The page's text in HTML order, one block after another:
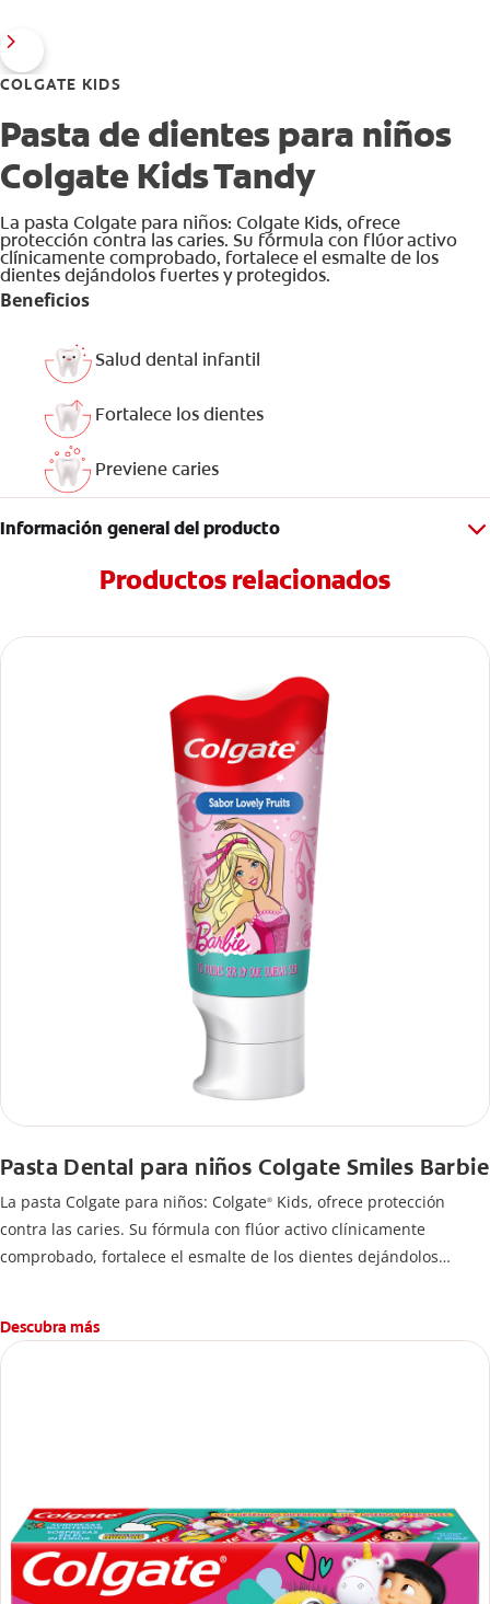
COLGATE KIDS
Pasta de dientes para niños
Colgate Kids Tandy
La pasta Colgate para niños: Colgate Kids, ofrece
protección contra las caries. Su fórmula con flúor activo
clínicamente comprobado, fortalece el esmalte de los
dientes dejándolos fuertes y protegidos.
Beneficios
Salud dental infantil
Fortalece los dientes
Previene caries
Información general del producto
Productos relacionados
Pasta Dental para niños Colgate Smiles Barbie
La pasta Colgate para niños: Colgate® Kids, ofrece protección
contra las caries. Su fórmula con flúor activo clínicamente
comprobado, fortalece el esmalte de los dientes dejándolos
Descubra más